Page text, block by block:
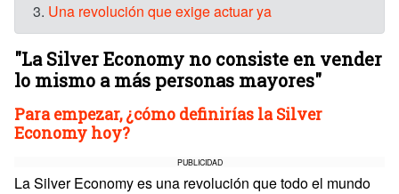
3. Una revolución que exige actuar ya
"La Silver Economy no consiste en vender
lo mismo a más personas mayores"
Para empezar, ¿cómo definirías la Silver
Economy hoy?
PUBLICIDAD
La Silver Economy es una revolución que todo el mundo